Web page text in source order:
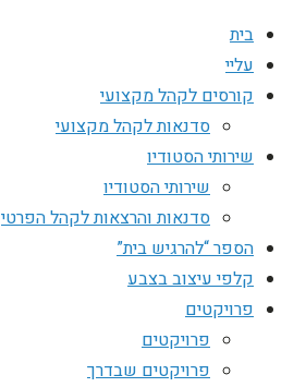
בית
עליי
קורסים לקהל מקצועי
סדנאות לקהל מקצועי
שירותי הסטודיו
שירותי הסטודיו
סדנאות והרצאות לקהל הפרטי
הספר “להרגיש בית”
קלפי עיצוב בצבע
פרויקטים
פרויקטים
פרויקטים שבדרך